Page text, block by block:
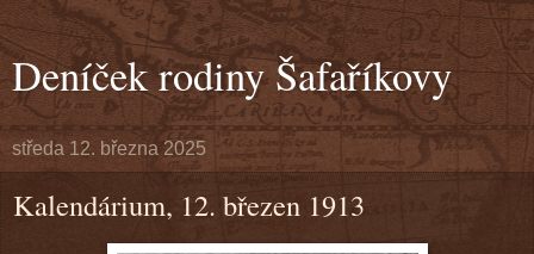
Deníček rodiny Šafaříkovy
středa 12. března 2025
Kalendárium, 12. březen 1913